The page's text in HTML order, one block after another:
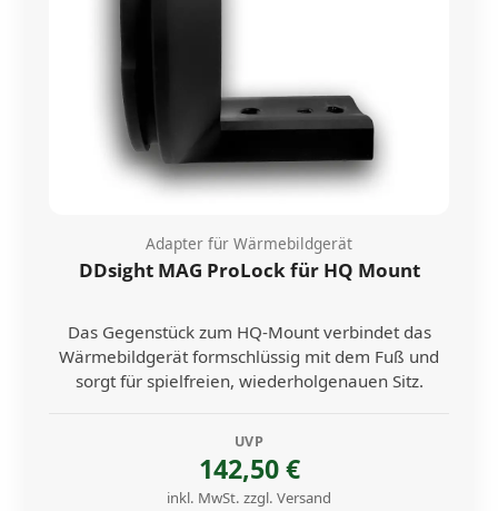
Adapter für Wärmebildgerät
DDsight MAG ProLock für HQ Mount
Das Gegenstück zum HQ-Mount verbindet das
Wärmebildgerät formschlüssig mit dem Fuß und
sorgt für spielfreien, wiederholgenauen Sitz.
UVP
142,50 €
inkl. MwSt. zzgl. Versand